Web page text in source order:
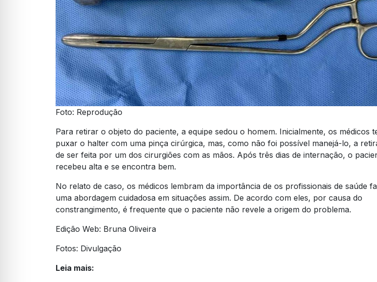
Foto: Reprodução
Para retirar o objeto do paciente, a equipe sedou o homem. Inicialmente, os médicos
puxar o halter com uma pinça cirúrgica, mas, como não foi possível manejá-lo, a
de ser feita por um dos cirurgiões com as mãos. Após três dias de internação, o
recebeu alta e se encontra bem.
No relato de caso, os médicos lembram da importância de os profissionais de saúde
uma abordagem cuidadosa em situações assim. De acordo com eles, por causa do
constrangimento, é frequente que o paciente não revele a origem do problema.
Edição Web: Bruna Oliveira
Fotos: Divulgação
Leia mais: